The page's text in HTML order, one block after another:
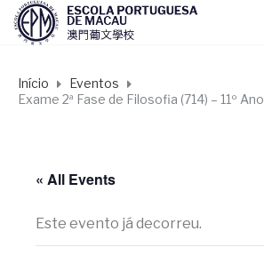
Início
Eventos
Exame 2ª Fase de Filosofia (714) – 11º Ano
« All Events
Este evento já decorreu.